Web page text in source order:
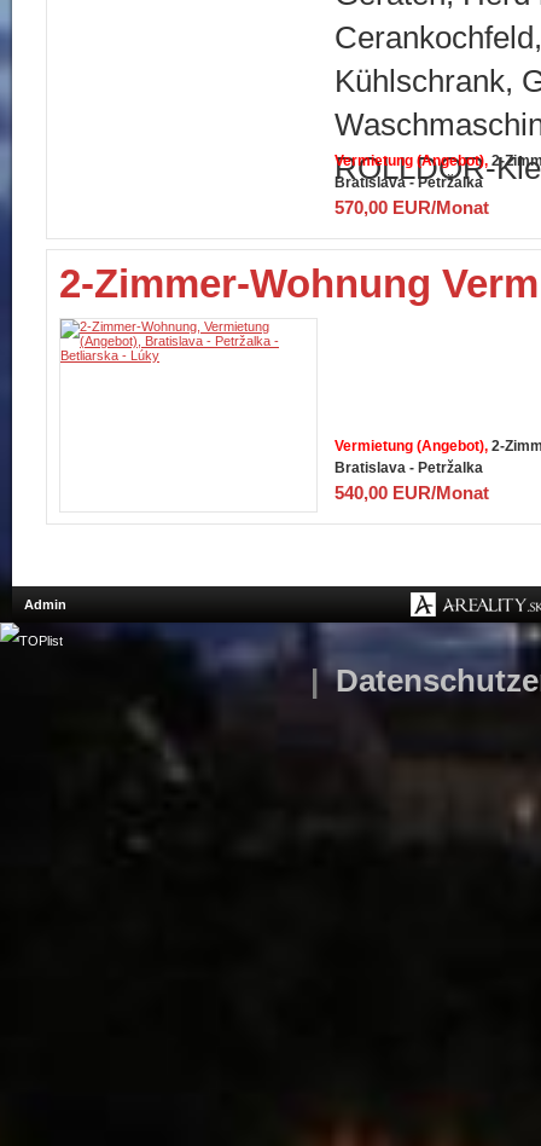
Kühlschrank,
ROLLDOR-
Vermietung (Angebot) 2-
Bratislava - Petržalka
570,00 EUR/Monat
2-Zimmer-Wohnung
Vermietung (Angebot) 2-
Bratislava - Petržalka
540,00 EUR/Monat
Admin
|